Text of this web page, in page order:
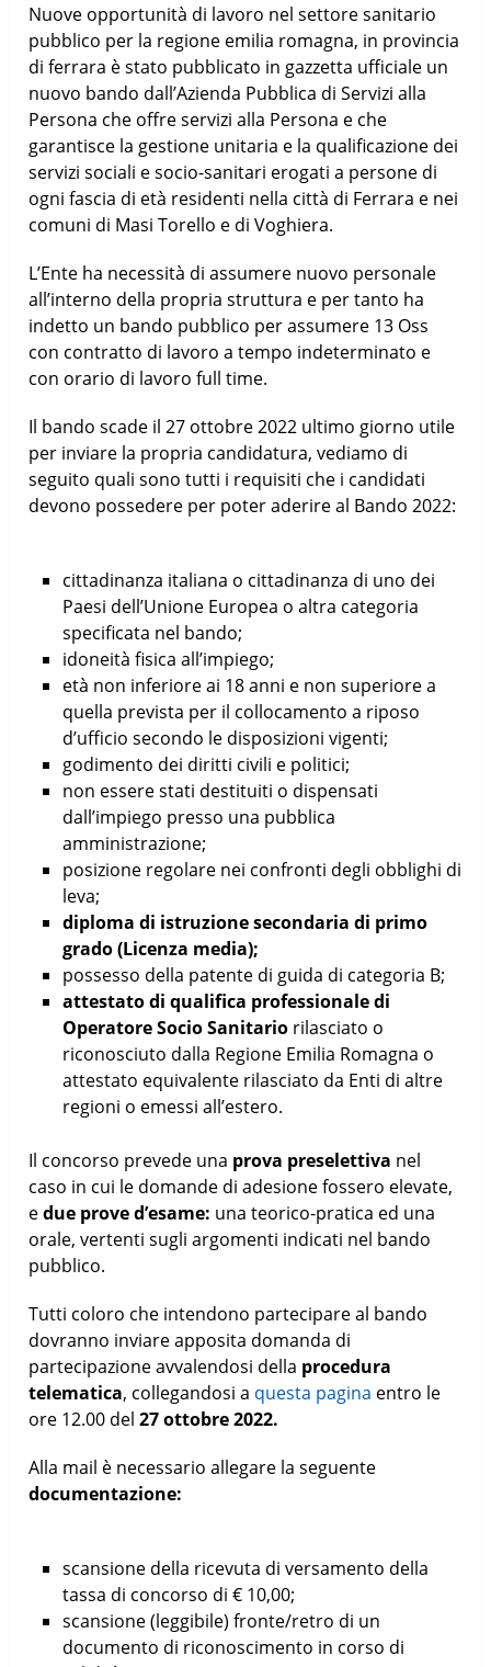
Nuove opportunità di lavoro nel settore sanitario
pubblico per la regione emilia romagna, in provincia
di ferrara è stato pubblicato in gazzetta ufficiale un
nuovo bando dall’Azienda Pubblica di Servizi alla
Persona che offre servizi alla Persona e che
garantisce la gestione unitaria e la qualificazione dei
servizi sociali e socio-sanitari erogati a persone di
ogni fascia di età residenti nella città di Ferrara e nei
comuni di Masi Torello e di Voghiera.
L’Ente ha necessità di assumere nuovo personale
all’interno della propria struttura e per tanto ha
indetto un bando pubblico per assumere 13 Oss
con contratto di lavoro a tempo indeterminato e
con orario di lavoro full time.
Il bando scade il 27 ottobre 2022 ultimo giorno utile
per inviare la propria candidatura, vediamo di
seguito quali sono tutti i requisiti che i candidati
devono possedere per poter aderire al Bando 2022:
cittadinanza italiana o cittadinanza di uno dei
Paesi dell’Unione Europea o altra categoria
specificata nel bando;
idoneità fisica all’impiego;
età non inferiore ai 18 anni e non superiore a
quella prevista per il collocamento a riposo
d’ufficio secondo le disposizioni vigenti;
godimento dei diritti civili e politici;
non essere stati destituiti o dispensati
dall’impiego presso una pubblica
amministrazione;
posizione regolare nei confronti degli obblighi di
leva;
diploma di istruzione secondaria di primo
grado (Licenza media);
possesso della patente di guida di categoria B;
attestato di qualifica professionale di
Operatore Socio Sanitariorilasciato o
riconosciuto dalla Regione Emilia Romagna o
attestato equivalente rilasciato da Enti di altre
regioni o emessi all’estero.
Il concorso prevede una prova preselettiva nel
caso in cui le domande di adesione fossero elevate,
edue prove d’esame: una teorico-pratica ed una
orale, vertenti sugli argomenti indicati nel bando
pubblico.
Tutti coloro che intendono partecipare al bando
dovranno inviare apposita domanda di
partecipazione avvalendosi della procedura
telematica, collegandosi a questa pagina entro le
ore 12.00 del27 ottobre 2022.
Alla mail è necessario allegare la seguente
documentazione:
scansione della ricevuta di versamento della
tassa di concorso di € 10,00;
scansione (leggibile) fronte/retro di un
documento di riconoscimento in corso di